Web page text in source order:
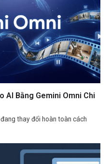
AI Bằng Gemini Omni Chi
thay đổi hoàn toàn cách